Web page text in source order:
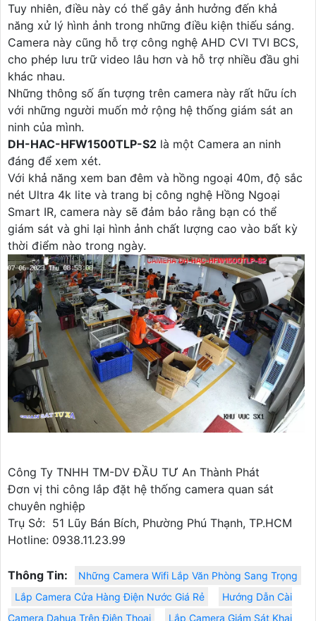
Tuy nhiên, điều này có thể gây ảnh hưởng đến khả
năng xử lý hình ảnh trong những điều kiện thiếu sáng.
Camera này cũng hỗ trợ công nghệ AHD CVI TVI BCS,
cho phép lưu trữ video lâu hơn và hỗ trợ nhiều đầu ghi
khác nhau.
Những thông số ấn tượng trên camera này rất hữu ích
với những người muốn mở rộng hệ thống giám sát an
ninh của mình.
DH-HAC-HFW1500TLP-S2 là một Camera an ninh
đáng để xem xét.
Với khả năng xem ban đêm và hồng ngoại 40m, độ sắc
nét Ultra 4k lite và trang bị công nghệ Hồng Ngoại
Smart IR, camera này sẽ đảm bảo rằng bạn có thể
giám sát và ghi lại hình ảnh chất lượng cao vào bất kỳ
thời điểm nào trong ngày.
Công Ty TNHH TM-DV ĐẦU TƯ An Thành Phát
Đơn vị thi công lắp đặt hệ thống camera quan sát
chuyên nghiệp
Trụ Sở: 51 Lũy Bán Bích, Phường Phú Thạnh, TP.HCM
Hotline: 0938.11.23.99
Thông Tin:
Những Camera Wifi Lắp Văn Phòng Sang Trọng
Lắp Camera Cửa Hàng Điện Nước Giá Rẻ
Hướng Dẫn Cài
Camera Dahua Trên Điện Thoại
Lắp Camera Giám Sát Khai